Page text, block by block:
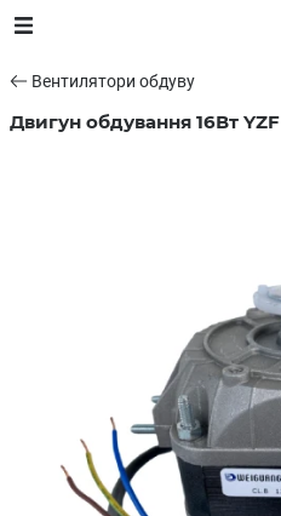
Вентилятори обдуву
Двигун обдування 16Вт